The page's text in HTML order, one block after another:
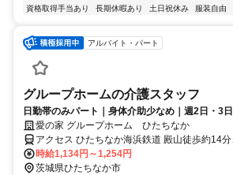
資格取得手当あり
長期休暇あり 土日祝休み 服装自由
アルバイト・パート
グループホームの介護スタッフ
日勤帯のみパート｜身体介助少なめ｜週2日・3
｜認知症ケア
愛の家 グループホーム ひたちなか
アクセス ひたちなか海浜鉄道 殿山徒歩約14
那珂湊徒歩約20分、ひたちなか海浜鉄道 平磯
海浜鉄道湊線「殿山駅」より徒歩14分
時給1,134円～1,254円
茨城県ひたちなか市